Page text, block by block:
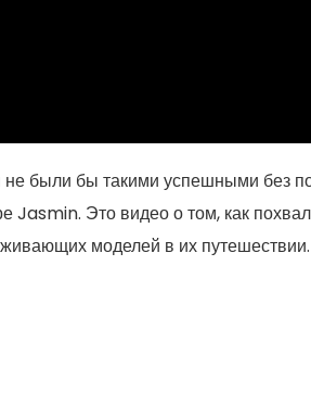
были бы такими успешными без
Jasmin. Это видео о том, как
моделей в их путешествии.